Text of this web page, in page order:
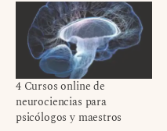
4 Cursos online de
neurociencias para
psicólogos y maestros